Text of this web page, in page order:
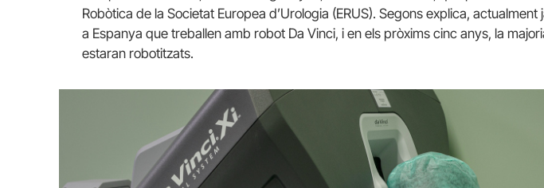
Robòtica de la Societat Europea d’Urologia (ERUS). Segons explica, actualment
a Espanya que treballen amb robot Da Vinci, i en els pròxims cinc anys, la
estaran robotitzats.